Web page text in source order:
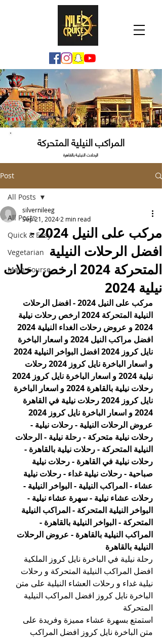
المراكب النيلية المتحركة
الرحلات النيلية بالقاهرة
Post
All Posts
Quick & Easy
Vegetarian
Main Course
All Posts
مركب على النيل 2024 -
افضل الرحلات النيلية
المتحركة 2024 ارخص رحلات
نيلية 2024
silvernileeg
Sep 21, 2024 2 min read
مركب على النيل 2024 - افضل الرحلات
النيلية المتحركة 2024 ارخص رحلات نيلية
افضل مراكب النيل 2024 و اسعار الباخرة
و اسعار الباخرة نايل كروز 2024 رحلات
رحلات نيلية بالقاهرة 2024 و اسعار الباخرة
نايل كروز 2024 رحلات نيلية في القاهرة
2024 و اسعار الباخرة نايل كروز 2024
عروض الرحلات النيلية - رحلات نيلية -
رحلات نيلية متحركة - رحلة نيلية - الرحلات
النيلية المتحركة - رحلات نيلية بالقاهرة -
رحلات نيلية في القاهرة - رحلات نيلية
صباحية - رحلات نيلية غداء - رحلات نيلية
عشاء - المراكب النيلية - البواخر النيلية -
رحلات عشاء نيلية - سهرة عشاء نيلية -
البواخر النيلية المتحركة - المراكب النيلية
المتحركة - البواخر النيلية بالقاهرة -
المراكب النيلية بالقاهرة - عروض الرحلات
النيلية بالقاهرة
رحلة نيلية في الباخرة نايل كروز الملكية
افضل المراكب النيلية المتحركة و رحلات
نيلية غداء و رحلات العشاء النيلية على متن
الباخرة نايل كروز افضل المراكب النيلية
المتحركة
استمتع بسهرة عشاء مميزة وفريدة على
متن الباخرة نايل كروز افضل المراكب